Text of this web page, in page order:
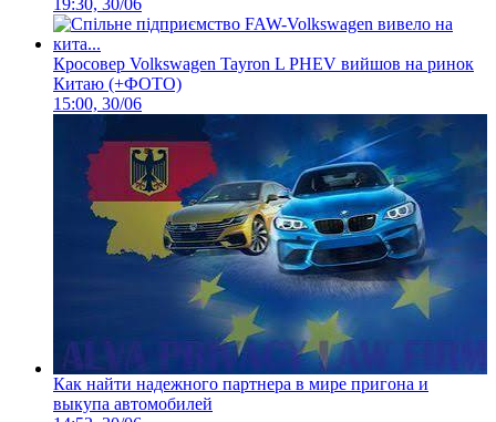
19:30, 30/06
Кросовер Volkswagen Tayron L PHEV вийшов на ринок
Китаю (+ФОТО)
15:00, 30/06
Как найти надежного партнера в мире пригона и
выкупа автомобилей